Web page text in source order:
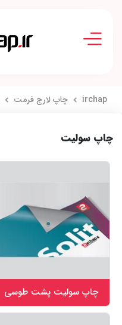
irchap چاپ لارج فرمت
چاپ سولیت
چاپ سولیت پشت طوسی